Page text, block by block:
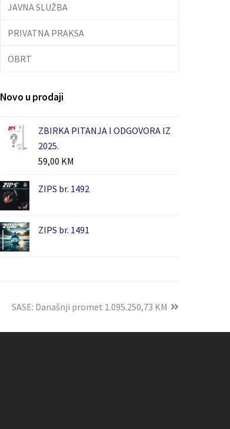
JAVNA SLUŽBA
PRIVATNA PRAKSA
OBRT
Novo u prodaji
ZBIRKA PITANJA I ODGOVORA IZ
2025.
59,00 KM
ZIPS br. 1492
ZIPS br. 1491
SASE: Današnji promet 1.095.250,73 KM